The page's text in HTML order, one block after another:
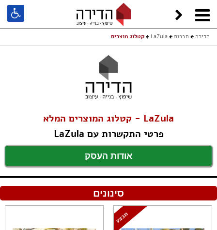
הדירה חברות LaZula קטלוג מוצרים
LaZula - קטלוג המוצרים המלא
פרטי התקשרות עם LaZula
אודות העסק
סינונים